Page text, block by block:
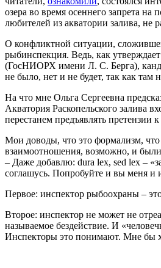
озера во время осеннего запрета
любителей из акватории залива, не
О конфликтной ситуации,
рыбинспекция. Ведь, как
(ГосНИОРХ имени Л. С. Берга),
не было, нет и не будет, так как там
На что мне Ольга Сергеевна
Акватория Раскопельского залива
перестанем предъявлять претензии
Мои доводы, что это формализм,
взаимоотношения, возможно, и
– Даже добавлю: dura lex, sed lex –
соглашусь. Попробуйте и вы меня и
Первое: инспектор рыбоохраны –
Второе: инспектор не может не
называемое бездействие. И
Инспекторы это понимают. Мне бы